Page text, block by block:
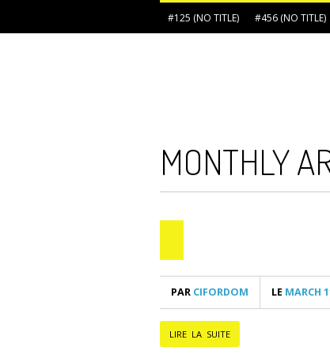
#125 (NO TITLE) #456 (NO TITLE)
MONTHLY
PAR CIFORDOM LE MARCH
LIRE LA SUITE